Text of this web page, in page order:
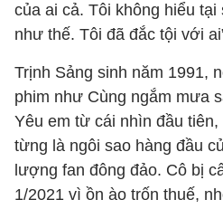
của ai cả. Tôi không hiểu
như thế. Tôi đã đắc tội với
Trịnh Sảng sinh năm 1991,
phim như Cùng ngắm mưa
Yêu em từ cái nhìn đầu
từng là ngôi sao hàng đầu
lượng fan đông đảo. Cô bị
1/2021 vì ồn ào trốn thuế,